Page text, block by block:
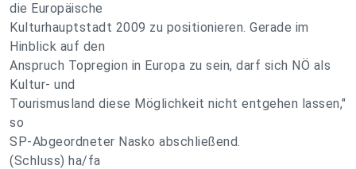
die Europäische
Kulturhauptstadt 2009 zu positionieren. Gerade im
Hinblick auf den
Anspruch Topregion in Europa zu sein, darf sich NÖ als
Kultur- und
Tourismusland diese Möglichkeit nicht entgehen lassen,"
so
SP-Abgeordneter Nasko abschließend.
(Schluss) ha/fa